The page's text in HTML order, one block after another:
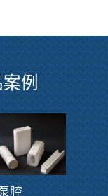
例
腔